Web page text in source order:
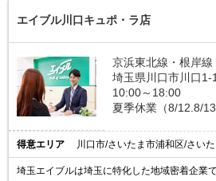
エイブル川口キュポ・ラ店
京浜東北線・根岸
埼玉県川口市川口
10:00～18:00
夏季休業（8/12.8/13
得意エリア 川口市/さいたま市浦和区/さい
埼玉エイブルは埼玉に特化した地域密着企業で